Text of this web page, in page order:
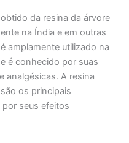
da resina da árvore
na Índia e em outras
amplamente utilizado na
é conhecido por suas
analgésicas. A resina
os principais
seus efeitos